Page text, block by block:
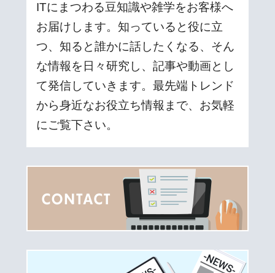
ITにまつわる豆知識や雑学をお客様へ
お届けします。知っていると役に立
つ、知ると誰かに話したくなる、そん
な情報を日々研究し、記事や動画とし
て発信していきます。最先端トレンド
から身近なお役立ち情報まで、お気軽
にご覧下さい。